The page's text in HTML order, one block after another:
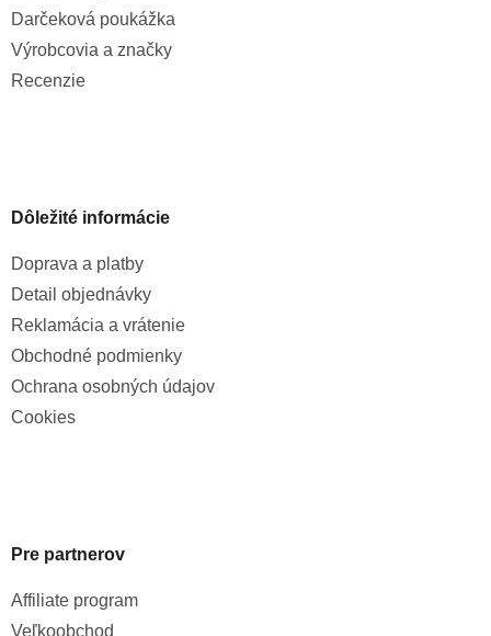
Darčeková poukážka
Výrobcovia a značky
Recenzie
Dôležité informácie
Doprava a platby
Detail objednávky
Reklamácia a vrátenie
Obchodné podmienky
Ochrana osobných údajov
Cookies
Pre partnerov
Affiliate program
Veľkoobchod